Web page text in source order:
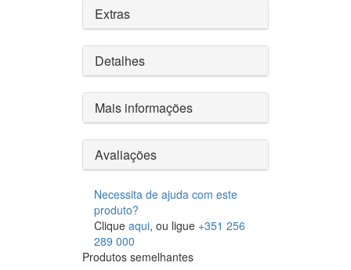
Extras
Detalhes
Mais informações
Avaliações
Necessita de ajuda com este
produto?
Clique aqui, ou ligue +351 256
289 000
Produtos semelhantes